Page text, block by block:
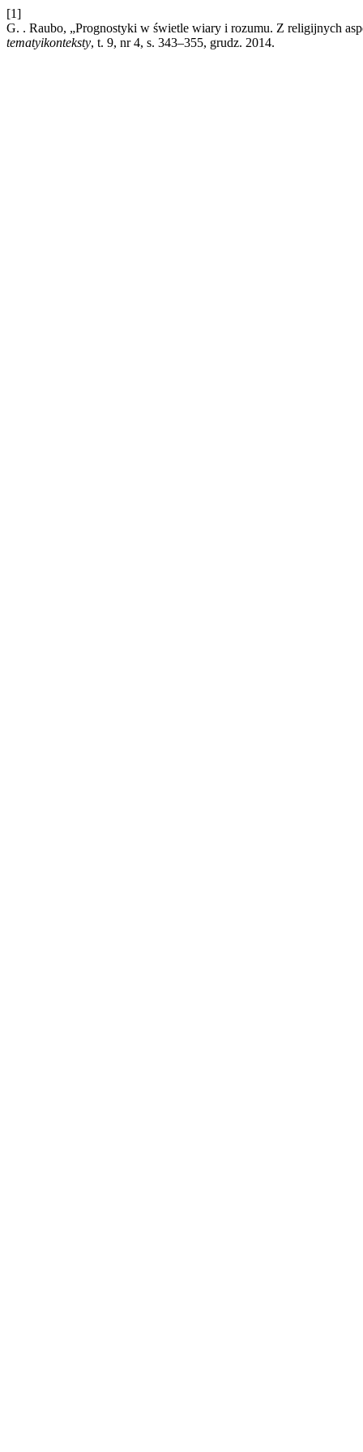
[1]
G. . Raubo, „Prognostyki w świetle wiary i rozumu. Z religijnych
tematyikonteksty, t. 9, nr 4, s. 343–355, grudz. 2014.